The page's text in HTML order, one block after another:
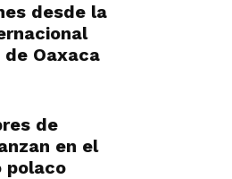
desde la
Oaxaca
de
en el
polaco